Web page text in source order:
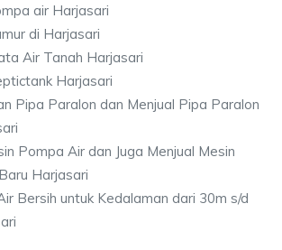
air Harjasari
di Harjasari
Air Tanah Harjasari
Harjasari
Pipa Paralon dan Menjual Pipa Paralon
Pompa Air dan Juga Menjual Mesin
Harjasari
Bersih untuk Kedalaman dari 30m s/d